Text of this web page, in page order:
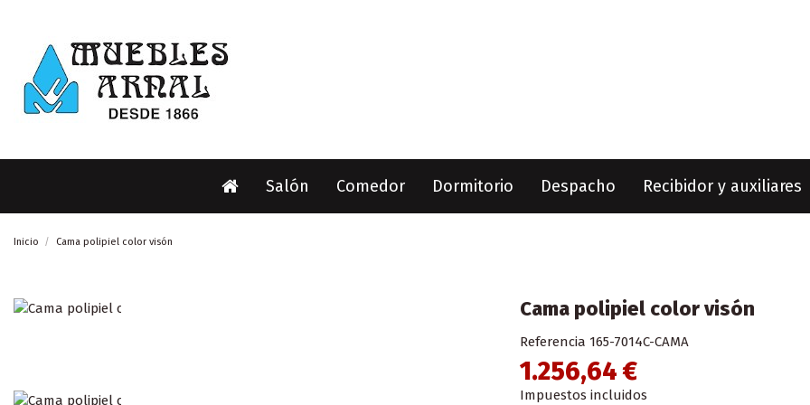
Salón Comedor Dormitorio Despacho Recibidor y auxiliares
Inicio Cama polipiel color visón
Cama polipiel color visón
Referencia 165-7014C-CAMA
1.256,64 €
Impuestos incluidos